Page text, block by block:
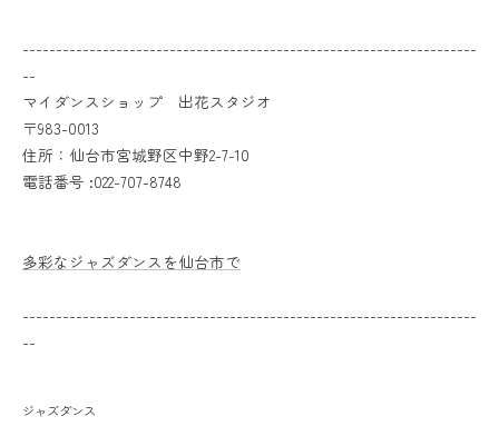
--------------------------------------------------------------------
--
マイダンスショップ 出花スタジオ
〒983-0013
住所：仙台市宮城野区中野2-7-10
電話番号 :022-707-8748
多彩なジャズダンスを仙台市で
--------------------------------------------------------------------
--
ジャズダンス